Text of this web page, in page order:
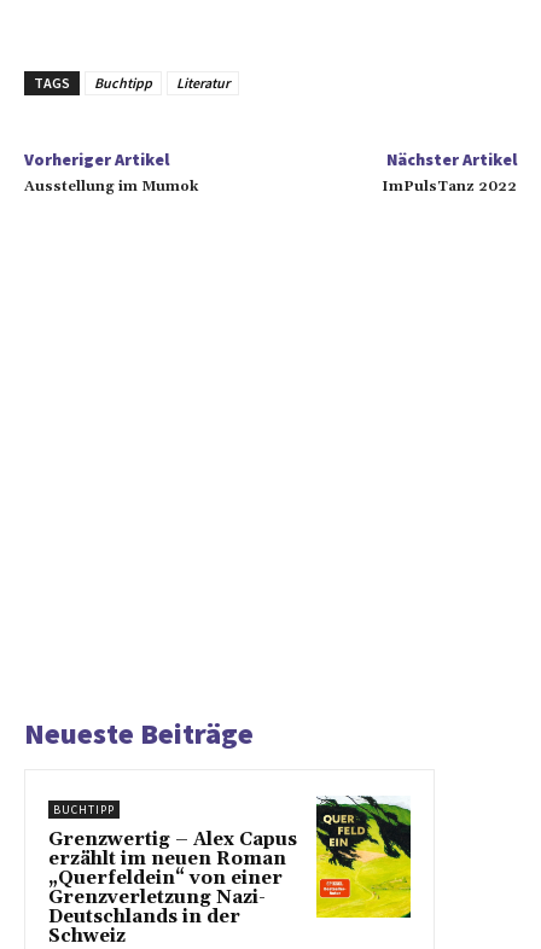
TAGS Buchtipp Literatur
Vorheriger Artikel
Ausstellung im Mumok
Nächster Artikel
ImPulsTanz 2022
Neueste Beiträge
BUCHTIPP
Grenzwertig – Alex Capus
erzählt im neuen Roman
„Querfeldein“ von einer
Grenzverletzung Nazi-
Deutschlands in der
Schweiz